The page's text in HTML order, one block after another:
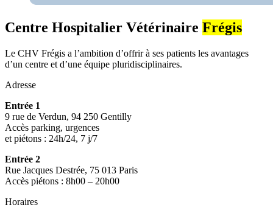
Centre Hospitalier Vétérinaire Frégis
Le CHV Frégis a l’ambition d’offrir à ses patients les avantages
d’un centre et d’une équipe pluridisciplinaires.
Adresse
Entrée 1
9 rue de Verdun, 94 250 Gentilly
Accès parking, urgences
et piétons : 24h/24, 7 j/7
Entrée 2
Rue Jacques Destrée, 75 013 Paris
Accès piétons : 8h00 – 20h00
Horaires